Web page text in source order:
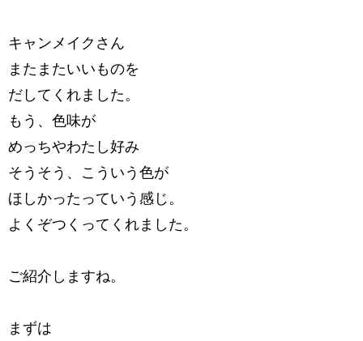
キャンメイクさん
またまたいいものを
だしてくれました。
もう、色味が
めっちやわたし好み
そうそう、こういう色が
ほしかったっていう感じ。
よくぞつくってくれました。
ご紹介しますね。
まずは